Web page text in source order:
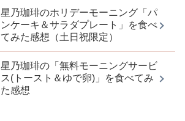
星乃珈琲のホリデーモーニング「パ
ンケーキ＆サラダプレート」を食べ
てみた感想（土日祝限定）
星乃珈琲の「無料モーニングサービ
ス(トースト＆ゆで卵)」を食べてみ
た感想